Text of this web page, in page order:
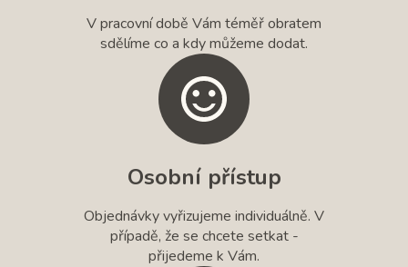
V pracovní době Vám téměř obratem
sdělíme co a kdy můžeme dodat.
Osobní přístup
Objednávky vyřizujeme individuálně. V
případě, že se chcete setkat -
přijedeme k Vám.